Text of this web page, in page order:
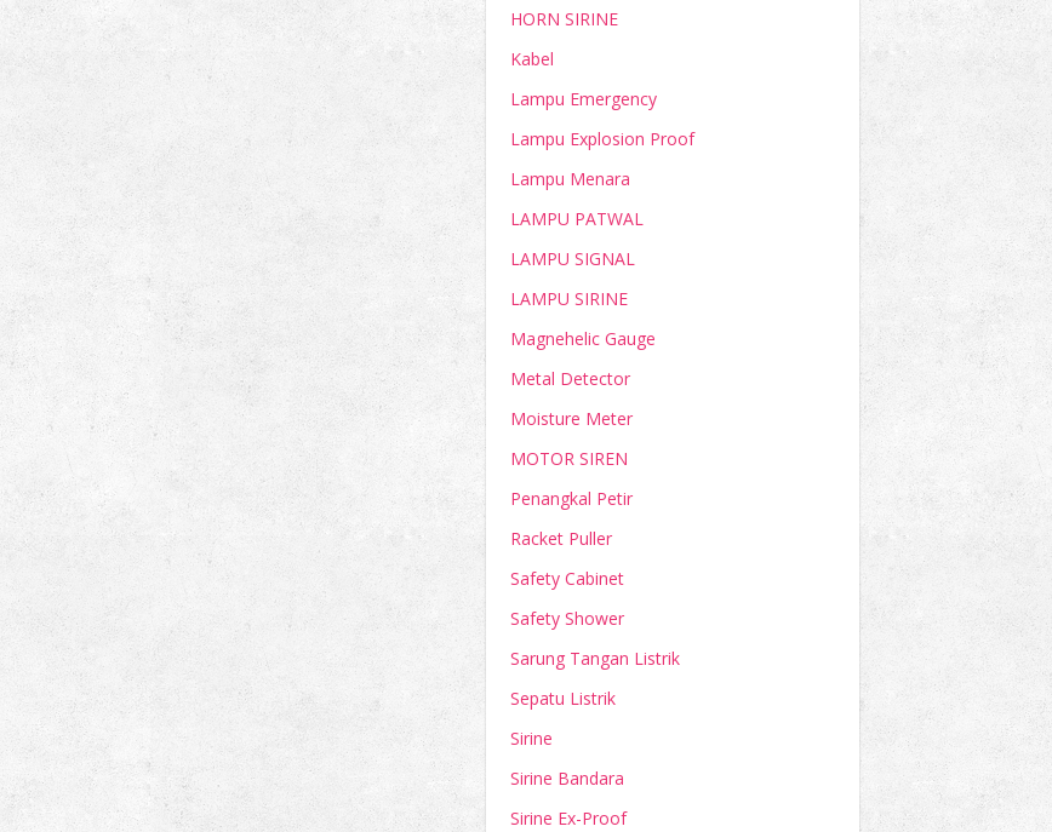
HORN SIRINE
Kabel
Lampu Emergency
Lampu Explosion Proof
Lampu Menara
LAMPU PATWAL
LAMPU SIGNAL
LAMPU SIRINE
Magnehelic Gauge
Metal Detector
Moisture Meter
MOTOR SIREN
Penangkal Petir
Racket Puller
Safety Cabinet
Safety Shower
Sarung Tangan Listrik
Sepatu Listrik
Sirine
Sirine Bandara
Sirine Ex-Proof